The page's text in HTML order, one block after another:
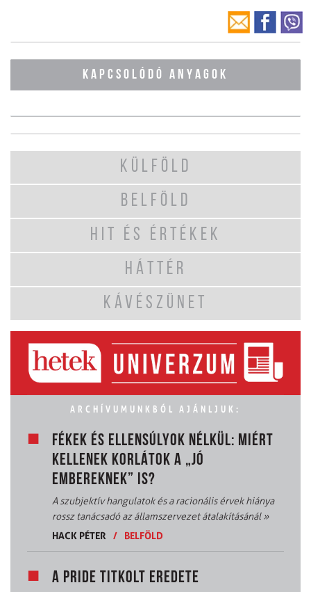
KAPCSOLÓDÓ ANYAGOK
KÜLFÖLD
BELFÖLD
HIT ÉS ÉRTÉKEK
HÁTTÉR
KÁVÉSZÜNET
ARCHÍVUMUNKBÓL AJÁNLJUK:
FÉKEK ÉS ELLENSÚLYOK NÉLKÜL: MIÉRT
KELLENEK KORLÁTOK A „JÓ
EMBEREKNEK” IS?
A szubjektív hangulatok és a racionális érvek hiánya
rossz tanácsadó az államszervezet átalakításánál»
HACK PÉTER
/ BELFÖLD
A PRIDE TITKOLT EREDETE